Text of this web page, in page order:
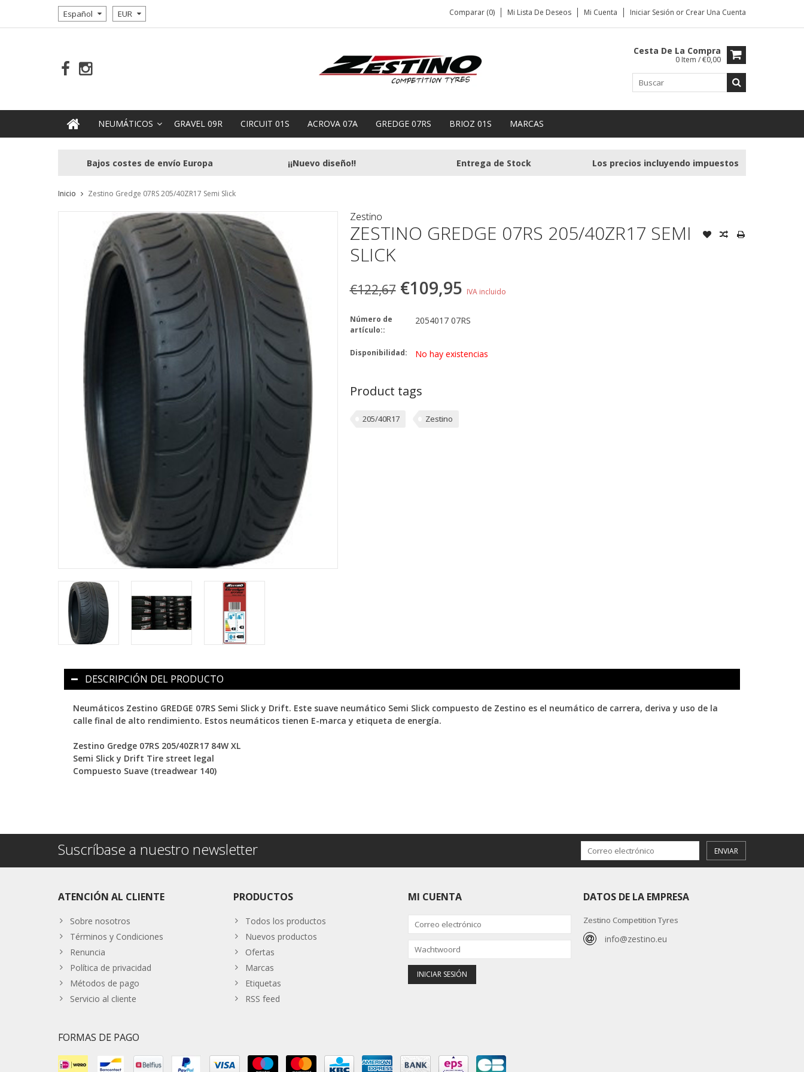
Español EUR Comparar (0) Mi Lista De Deseos Mi Cuenta Iniciar Sesión or Crear Una Cuenta
Cesta De La Compra
0 Item / €0,00
NEUMÁTICOS GRAVEL 09R CIRCUIT 01S ACROVA 07A GREDGE 07RS BRIOZ 01S MARCAS
Bajos costes de envío Europa ¡¡Nuevo diseño!! Entrega de Stock Los precios incluyendo impuestos
Inicio Zestino Gredge 07RS 205/40ZR17 Semi Slick
Zestino
ZESTINO GREDGE 07RS 205/40ZR17 SEMI
SLICK
€122,67 €109,95 IVA incluido
Número de
artículo::
2054017 07RS
Disponibilidad: No hay existencias
Product tags
205/40R17 Zestino
DESCRIPCIÓN DEL PRODUCTO
Neumáticos Zestino GREDGE 07RS Semi Slick y Drift. Este suave neumático Semi Slick compuesto de Zestino es el neumático de carrera, deriva y uso de la
calle final de alto rendimiento. Estos neumáticos tienen E-marca y etiqueta de energía.
Zestino Gredge 07RS 205/40ZR17 84W XL
Semi Slick y Drift Tire street legal
Compuesto Suave (treadwear 140)
Suscríbase a nuestro newsletter ENVIAR
ATENCIÓN AL CLIENTE
Sobre nosotros
Términos y Condiciones
Renuncia
Política de privacidad
Métodos de pago
Servicio al cliente
PRODUCTOS
Todos los productos
Nuevos productos
Ofertas
Marcas
Etiquetas
RSS feed
MI CUENTA DATOS DE LA EMPRESA
Zestino Competition Tyres
info@zestino.eu
FORMAS DE PAGO